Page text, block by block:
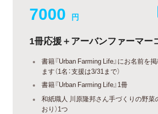
7000 円
1冊応援＋アーバンファーマー
書籍『Urban Farming Life』にお名前を
ます（1名：支援は3/31まで）
書籍『Urban Farming Life』1冊
和紙職人 川原隆邦さん手づくりの野菜
おり）1つ